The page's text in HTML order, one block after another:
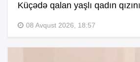
Küçədə qalan yaşlı qadın
08 Avqust 2026, 18:57